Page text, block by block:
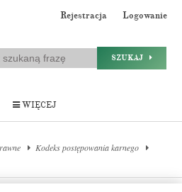
Rejestracja Logowanie
SZUKAJ
WIĘCEJ
Kodeks postępowania karnego